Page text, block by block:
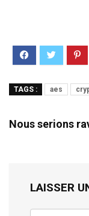
TAGS : aes
Nous serions
LAISSER